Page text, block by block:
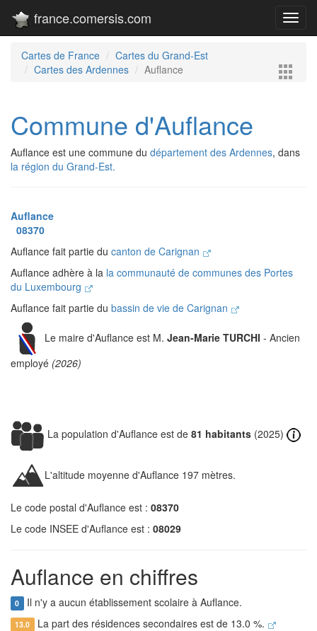
france.comersis.com
Cartes de France
Cartes du Grand-Est
Cartes des Ardennes
Auflance
Commune d'Auflance
Auflance est une commune du département des Ardennes, dans
la région du Grand-Est.
Auflance
08370
Auflance fait partie du canton de Carignan
Auflance adhère à la la communauté de communes des Portes
du Luxembourg
Auflance fait partie du bassin de vie de Carignan
Le maire d'Auflance est M. Jean-Marie TURCHI - Ancien
employé (2026)
La population d'Auflance est de 81 habitants (2025)
L'altitude moyenne d'Auflance 197 mètres.
Le code postal d'Auflance est : 08370
Le code INSEE d'Auflance est : 08029
Auflance en chiffres
0 Il n'y a aucun établissement scolaire à Auflance.
13.0 La part des résidences secondaires est de 13.0 %.